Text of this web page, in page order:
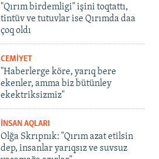
"Qırım birdemligi" işini toqtattı,
tintüv ve tutuvlar ise Qırımda daa
çoq oldı
CEMİYET
"Haberlerge köre, yarıq bere
ekenler, amma biz bütünley
ekektriksizmiz"
İNSAN AQLARI
Olğa Skrıpnık: "Qırım azat etilsin
dep, insanlar yarıqsız ve suvsuz